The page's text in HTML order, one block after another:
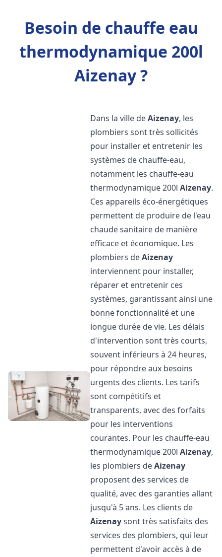
Besoin de chauffe eau
thermodynamique 200l
Aizenay ?
Dans la ville deAizenay, les
plombiers sont très sollicités
pour installer et entretenir les
systèmes de chauffe-eau,
notamment les chauffe-eau
thermodynamique 200lAizenay.
Ces appareils éco-énergétiques
permettent de produire de l'eau
chaude sanitaire de manière
efficace et économique. Les
plombiers deAizenay
interviennent pour installer,
réparer et entretenir ces
systèmes, garantissant ainsi une
bonne fonctionnalité et une
longue durée de vie. Les délais
d'intervention sont très courts,
souvent inférieurs à 24 heures,
pour répondre aux besoins
urgents des clients. Les tarifs
sont compétitifs et
transparents, avec des forfaits
pour les interventions
courantes. Pour les chauffe-eau
thermodynamique 200lAizenay,
les plombiers deAizenay
proposent des services de
qualité, avec des garanties allant
jusqu'à 5 ans. Les clients de
Aizenaysont très satisfaits des
services des plombiers, qui leur
permettent d'avoir accès à de